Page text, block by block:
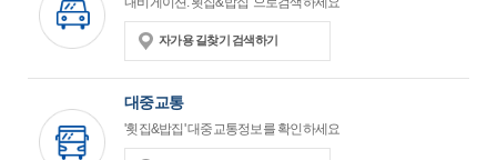
자가용 길찾기 검색하기
대중교통
'횟집&밥집' 대중교통정보를 확인하세요